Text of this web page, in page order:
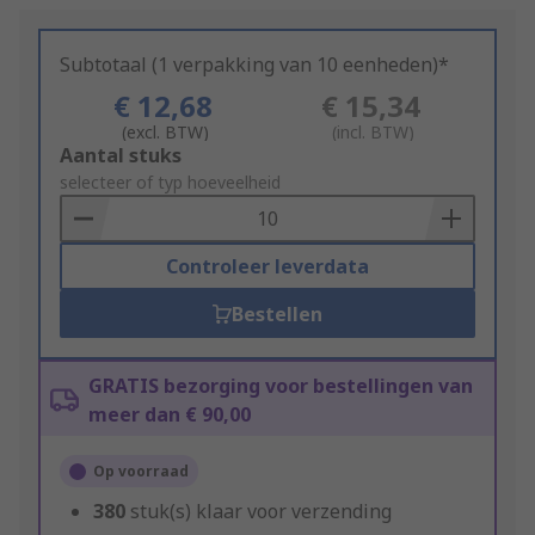
Subtotaal (1 verpakking van 10 eenheden)*
€ 12,68
(excl. BTW)
€ 15,34
(incl. BTW)
Add
to
Basket
Aantal stuks
selecteer of typ hoeveelheid
Controleer leverdata
Bestellen
GRATIS bezorging voor bestellingen van
meer dan € 90,00
Op voorraad
380 stuk(s) klaar voor verzending